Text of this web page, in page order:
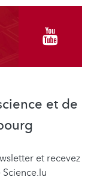
et de
et recevez